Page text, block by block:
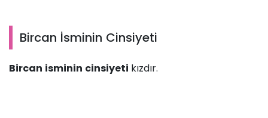
Bircan İsminin Cinsiyeti
Bircan isminin cinsiyeti kızdır.